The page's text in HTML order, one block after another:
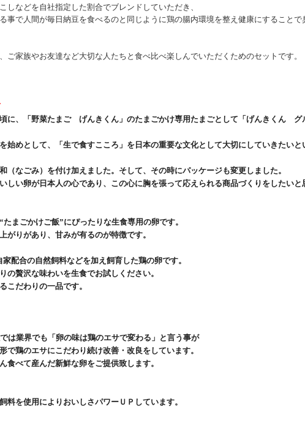
しなどを自社指定した割合でブレンドしていただき、
事で人間が毎日納豆を食べるのと同じように鶏の腸内環境を整え健康にすることで
ご家族やお友達など大切な人たちと食べ比べ楽しんでいただくためのセットです。
に、「野菜たまご げんきくん」のたまごかけ専用たまごとして「げんきくん グ
始めとして、「生で食すこころ」を日本の重要な文化として大切にしていきたいと
（なごみ）を付け加えました。そして、その時にパッケージも変更しました。
しい卵が日本人の心であり、この心に胸を張って応えられる商品づくりをしたいと
“たまごかけご飯”にぴったりな生食専用の卵です。
がりがあり、甘みが有るのが特徴です。
配合の自然飼料などを加え飼育した鶏の卵です。
の贅沢な味わいを生食でお試しください。
こだわりの一品です。
は業界でも「卵の味は鶏のエサで変わる」と言う事が
で鶏のエサにこだわり続け改善・改良をしています。
食べて産んだ新鮮な卵をご提供致します。
料を使用によりおいしさパワーＵＰしています。